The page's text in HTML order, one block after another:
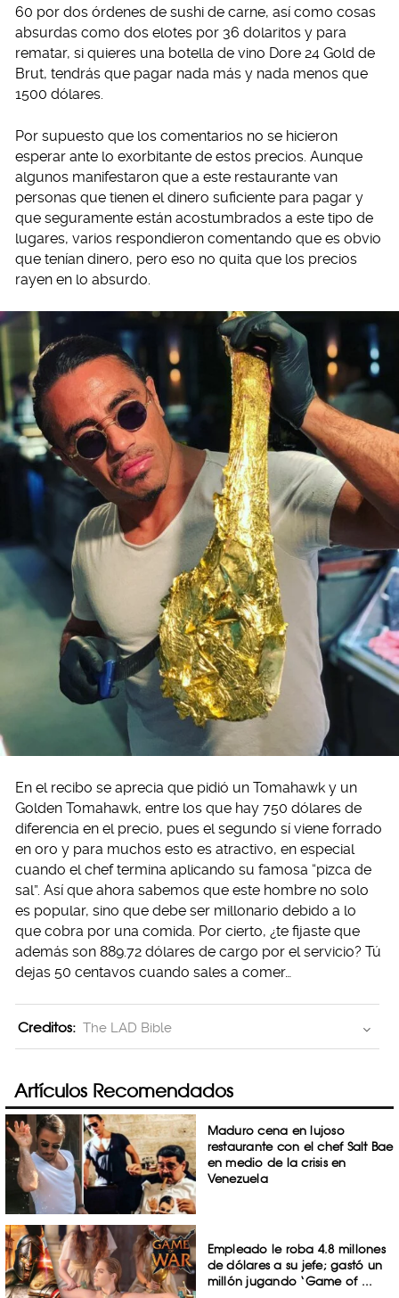
60 por dos órdenes de sushi de carne, así como cosas
absurdas como dos elotes por 36 dolaritos y para
rematar, si quieres una botella de vino Dore 24 Gold de
Brut, tendrás que pagar nada más y nada menos que
1500 dólares.
Por supuesto que los comentarios no se hicieron
esperar ante lo exorbitante de estos precios. Aunque
algunos manifestaron que a este restaurante van
personas que tienen el dinero suficiente para pagar y
que seguramente están acostumbrados a este tipo de
lugares, varios respondieron comentando que es obvio
que tenían dinero, pero eso no quita que los precios
rayen en lo absurdo.
En el recibo se aprecia que pidió un Tomahawk y un
Golden Tomahawk, entre los que hay 750 dólares de
diferencia en el precio, pues el segundo sí viene forrado
en oro y para muchos esto es atractivo, en especial
cuando el chef termina aplicando su famosa “pizca de
sal”. Así que ahora sabemos que este hombre no solo
es popular, sino que debe ser millonario debido a lo
que cobra por una comida. Por cierto, ¿te fijaste que
además son 889.72 dólares de cargo por el servicio? Tú
dejas 50 centavos cuando sales a comer…
Creditos: The LAD Bible
Artículos Recomendados
Maduro cena en lujoso
restaurante con el chef Salt Bae
en medio de la crisis en
Venezuela
Empleado le roba 4.8 millones
de dólares a su jefe; gastó un
millón jugando ‘Game of ...